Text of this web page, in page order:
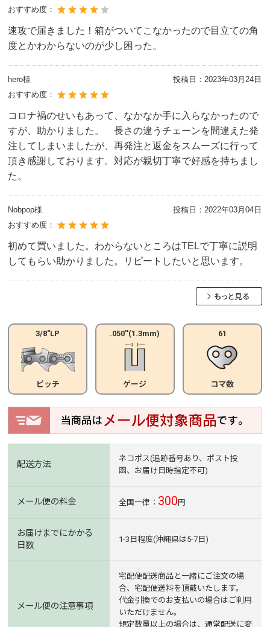
おすすめ度：
速攻で届きました！箱がついてこなかったので目立ての角
度とかわからないのが少し困った。
hero様 投稿日：2023年03月24日
おすすめ度：
コロナ禍のせいもあって、なかなか手に入らなかったので
すが、助かりました。 長さの違うチェーンを間違えた発
注してしまいましたが、再発注と返金をスムーズに行って
頂き感謝しております。対応が親切丁寧で好感を持ちまし
た。
Nobpop様 投稿日：2022年03月04日
おすすめ度：
初めて買いました。わからないところはTELで丁寧に説明
してもらい助かりました。リピートしたいと思います。
3/8"LP
ピッチ
.050''(1.3mm)
ゲージ
61
コマ数
配送方法
ネコポス(追跡番号あり、ポスト投
函、お届け日時指定不可)
メール便の料金 全国一律： 300円
お届けまでにかかる
日数
1-3日程度(沖縄県は5-7日)
メール便の注意事項
宅配便配送商品と一緒にご注文の場
合、宅配便送料を頂戴いたします。
代金引換でのお支払いの場合はご利用
いただけません。
規定数量以上の場合は、通常配送に変